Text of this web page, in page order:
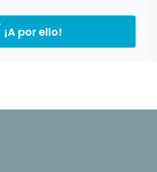
información del
seleccionado o de otros
con el interés
el objeto de que estas
¡A por ello!